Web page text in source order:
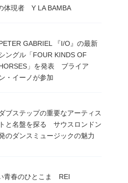
体現者 Y LA BAMBA
GABRIEL 『I/O』の最新
ングル「FOUR KINDS OF
」を発表 ブライア
ン・イーノが参加
ダブステップの重要なアーティス
トと名盤を探る サウスロンドン
のダンスミュージックの魅力
青春のひとこま REI